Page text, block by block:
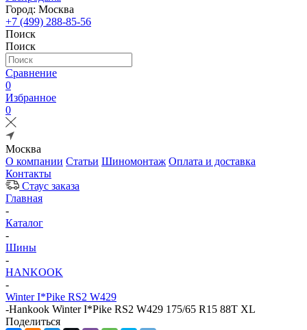
Город: Москва
+7 (499) 288-85-56
Поиск
Поиск
Сравнение
0
Избранное
0
Москва
О компании Статьи Шиномонтаж Оплата и доставка
Контакты
Стаус заказа
Главная
-
Каталог
-
Шины
-
HANKOOK
-
Winter I*Pike RS2 W429
-Hankook Winter I*Pike RS2 W429 175/65 R15 88T XL
Поделиться